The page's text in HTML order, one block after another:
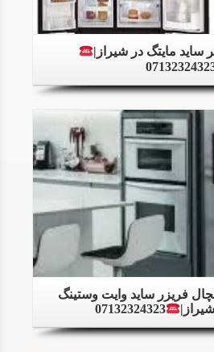
ساید مایتگ در شیراز|
Details
فریزر ساید وایت وستینگ
07132324323